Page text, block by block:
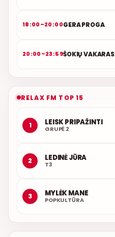
18:00–20:00GERA PROGA
20:00–23:59ŠOKIŲ VAKARAS
RELAX FM TOP 15
1 LEISK PRIPAŽINTI
GRUPĖ 2
2 LEDINĖ JŪRA
T3
3 MYLĖK MANE
POPKULTŪRA